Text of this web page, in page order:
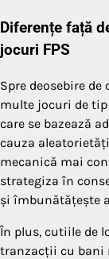
Diferențe față
jocuri FPS
Spre deosebire
multe jocuri de
care se bazează
cauza
mecanică mai
strategiza în
și îmbunătățește
În plus, cutiile de
tranzacții cu bani